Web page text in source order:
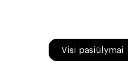
Visi pasiūlymai